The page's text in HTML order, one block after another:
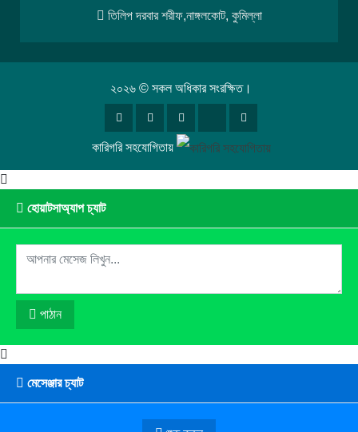
তিলিপ দরবার শরীফ,নাঙ্গলকোট, কুমিল্লা
২০২৬ © সকল অধিকার সংরক্ষিত।
কারিগরি সহযোগিতায়
হোয়াটসাঅ্যাপ চ্যাট
পাঠান
মেসেঞ্জার চ্যাট